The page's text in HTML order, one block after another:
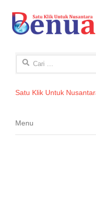
Cari
Satu Klik Untuk
Menu
Menu